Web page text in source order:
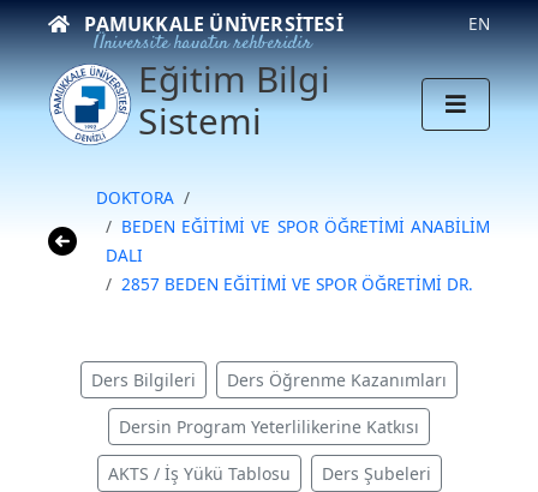
PAMUKKALE ÜNIVERSITESI
Üniversite hayatın rehberidir
EN
Eğitim Bilgi
Sistemi
DOKTORA
BEDEN EĞİTİMİ VE SPOR ÖĞRETİMİ ANABİLİM
DALI
2857 BEDEN EĞİTİMİ VE SPOR ÖĞRETİMİ DR.
Ders Bilgileri Ders Öğrenme Kazanımları
Dersin Program Yeterlilikerine Katkısı
AKTS / İş Yükü Tablosu Ders Şubeleri